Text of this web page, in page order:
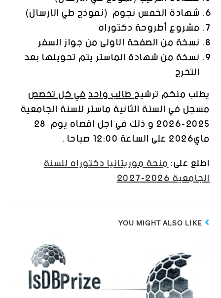
شهادة الخمس نجوم (نموذج طي الارسال)
مشروع أطروحة دكتوراه
نسخة من الصفحة الاولى من جواز السفر
نسخة من شهادة الماستر يتم تحويلها بعد
التخرج
يطلب منكم ترشيحطالب واحدفي كل تخصص
مسجل في السنة الثانية ماستر للسنة الجامعية
2025-2026 و ذلك في اجل اقصاه يوم 28
ماي2026 على الساعة 12:00 صباحا .
اطلع على:منحة موريتانيا دكتوراه للسنة
الجامعية 2026-2027
YOU MIGHT ALSO LIKE